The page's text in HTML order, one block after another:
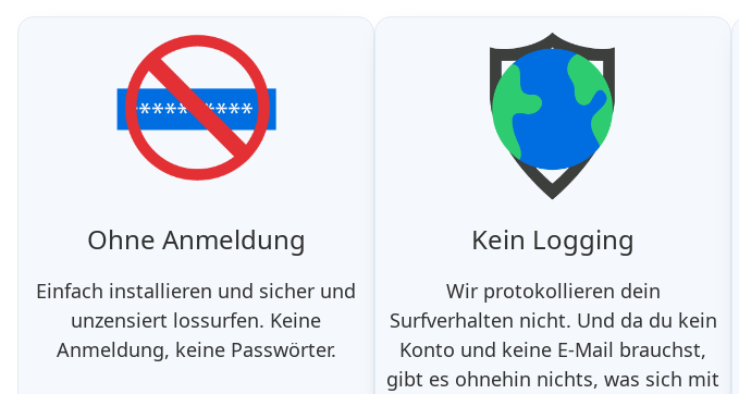
Ohne Anmeldung
Einfach installieren und sicher und
unzensiert lossurfen. Keine
Anmeldung, keine Passwörter.
Kein Logging
Wir protokollieren dein
Surfverhalten nicht. Und da du kein
Konto und keine E-Mail brauchst,
gibt es ohnehin nichts, was sich mit